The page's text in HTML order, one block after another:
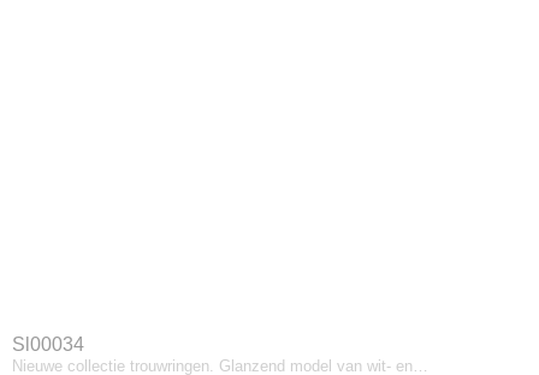
Sl00034
Nieuwe collectie trouwringen. Glanzend model van wit- en…